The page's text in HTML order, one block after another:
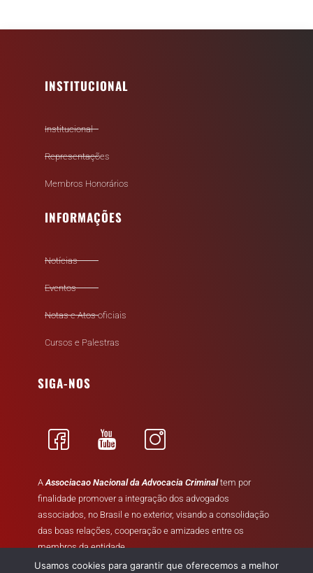
INSTITUCIONAL
Institucional
Representações
Membros Honorários
INFORMAÇÕES
Notícias
Eventos
Notas e Atos oficiais
Cursos e Palestras
SIGA-NOS
A Associacao Nacional da Advocacia Criminaltem por
finalidade promover a integração dos advogados
associados, no Brasil e no exterior, visando a consolidação
das boas relações, cooperação e amizades entre os
membros da entidade.
Usamos cookies para garantir que oferecemos a melhor